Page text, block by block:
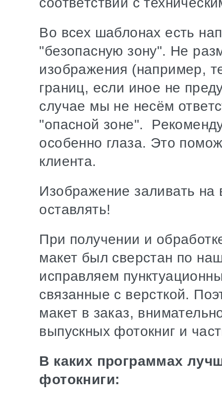
Во всех шаблонах есть
"безопасную зону". Не
изображения (например,
границ, если иное не
случае мы не несём
"опасной зоне".
особенно глаза. Это
клиента.
Изображение заливать
оставлять!
При получении и
макет был сверстан по
исправляем
связанные с версткой.
макет в заказ,
выпускных фотокниг и
В каких программах
фотокниги: